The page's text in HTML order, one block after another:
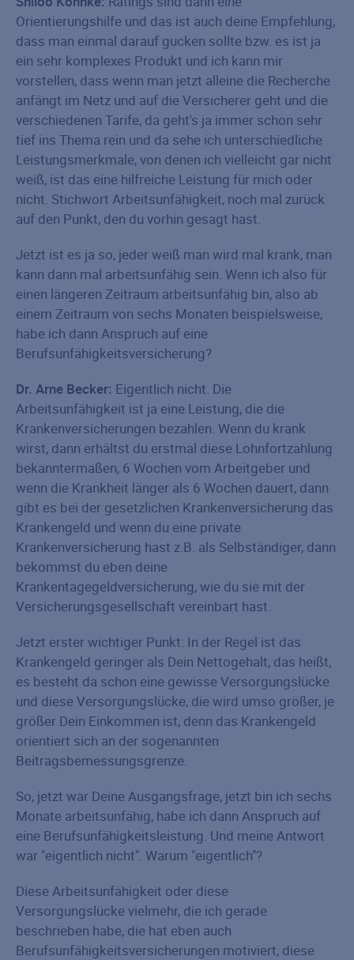
Orientierungshilfe und das ist auch deine Empfehlung,
dass man einmal darauf gucken sollte bzw. es ist ja
ein sehr komplexes Produkt und ich kann mir
vorstellen, dass wenn man jetzt alleine die Recherche
anfängt im Netz und auf die Versicherer geht und die
verschiedenen Tarife, da geht's ja immer schon sehr
tief ins Thema rein und da sehe ich unterschiedliche
Leistungsmerkmale, von denen ich vielleicht gar nicht
weiß, ist das eine hilfreiche Leistung für mich oder
nicht. Stichwort Arbeitsunfähigkeit, noch mal zurück
auf den Punkt, den du vorhin gesagt hast.
Jetzt ist es ja so, jeder weiß man wird mal krank, man
kann dann mal arbeitsunfähig sein. Wenn ich also für
einen längeren Zeitraum arbeitsunfähig bin, also ab
einem Zeitraum von sechs Monaten beispielsweise,
habe ich dann Anspruch auf eine
Berufsunfähigkeitsversicherung?
Dr. Arne Becker: Eigentlich nicht. Die
Arbeitsunfähigkeit ist ja eine Leistung, die die
Krankenversicherungen bezahlen. Wenn du krank
wirst, dann erhältst du erstmal diese Lohnfortzahlung
bekanntermaßen, 6 Wochen vom Arbeitgeber und
wenn die Krankheit länger als 6 Wochen dauert, dann
gibt es bei der gesetzlichen Krankenversicherung das
Krankengeld und wenn du eine private
Krankenversicherung hast z.B. als Selbständiger, dann
bekommst du eben deine
Krankentagegeldversicherung, wie du sie mit der
Versicherungsgesellschaft vereinbart hast.
Jetzt erster wichtiger Punkt: In der Regel ist das
Krankengeld geringer als Dein Nettogehalt, das heißt,
es besteht da schon eine gewisse Versorgungslücke
und diese Versorgungslücke, die wird umso größer, je
größer Dein Einkommen ist, denn das Krankengeld
orientiert sich an der sogenannten
Beitragsbemessungsgrenze.
So, jetzt war Deine Ausgangsfrage, jetzt bin ich sechs
Monate arbeitsunfähig, habe ich dann Anspruch auf
eine Berufsunfähigkeitsleistung. Und meine Antwort
war "eigentlich nicht". Warum "eigentlich"?
Diese Arbeitsunfähigkeit oder diese
Versorgungslücke vielmehr, die ich gerade
beschrieben habe, die hat eben auch
Berufsunfähigkeitsversicherungen motiviert, diese